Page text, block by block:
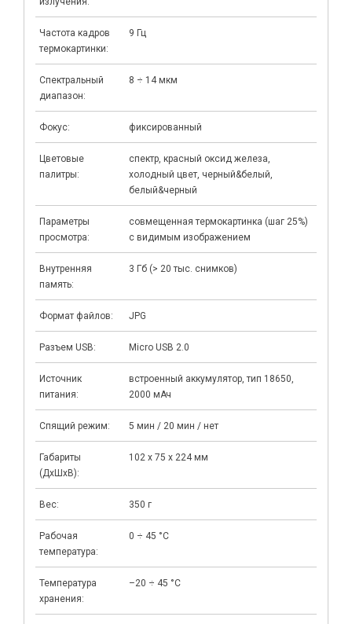
Частота кадров
термокартинки:
9 Гц
Cпектральный
диапазон:
8 ÷ 14 мкм
Фокус: фиксированный
Цветовые
палитры:
спектр, красный оксид железа,
холодный цвет, черный&белый,
белый&черный
Параметры
просмотра:
совмещенная термокартинка (шаг 25%)
с видимым изображением
Внутренняя
память:
3 Гб (> 20 тыс. снимков)
Формат файлов: JPG
Разъем USB: Micro USB 2.0
Источник
питания:
встроенный аккумулятор, тип 18650,
2000 мАч
Спящий режим: 5 мин / 20 мин / нет
Габариты
(ДхШхВ):
102 х 75 х 224 мм
Вес: 350 г
Рабочая
температура:
0 ÷ 45 °C
Температура
хранения:
–20 ÷ 45 °C